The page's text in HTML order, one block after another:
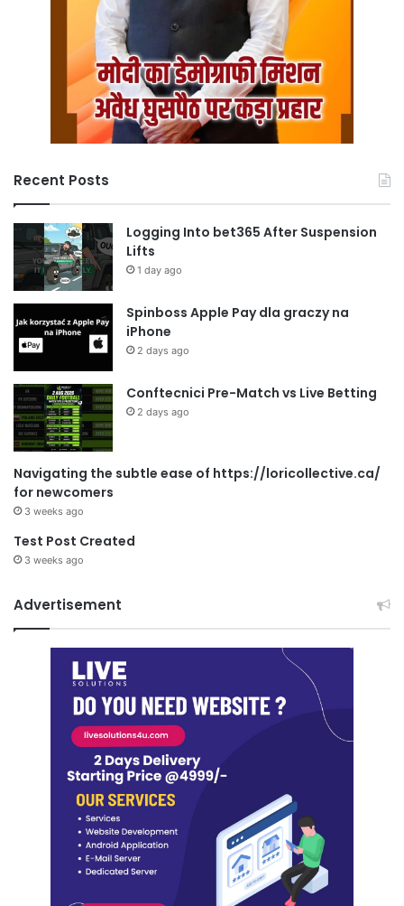
Recent Posts
Logging Into bet365 After Suspension
Lifts
1 day ago
Spinboss Apple Pay dla graczy na
iPhone
2 days ago
Conftecnici Pre-Match vs Live Betting
2 days ago
Navigating the subtle ease of https://loricollective.ca/
for newcomers
3 weeks ago
Test Post Created
3 weeks ago
Advertisement